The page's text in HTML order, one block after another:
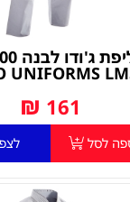
UNIFORMS
161
₪
לסל